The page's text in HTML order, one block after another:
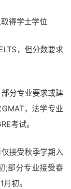
得学士学位
，但分数要求
分专业要求或建
，法学专业
考试。
接受秋季学期入
;部分专业接受春
初。